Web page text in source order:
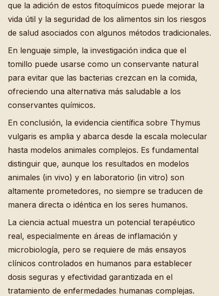
que la adición de estos fitoquímicos puede mejorar la
vida útil y la seguridad de los alimentos sin los riesgos
de salud asociados con algunos métodos tradicionales.
En lenguaje simple, la investigación indica que el
tomillo puede usarse como un conservante natural
para evitar que las bacterias crezcan en la comida,
ofreciendo una alternativa más saludable a los
conservantes químicos.
En conclusión, la evidencia científica sobre Thymus
vulgaris es amplia y abarca desde la escala molecular
hasta modelos animales complejos. Es fundamental
distinguir que, aunque los resultados en modelos
animales (in vivo) y en laboratorio (in vitro) son
altamente prometedores, no siempre se traducen de
manera directa o idéntica en los seres humanos.
La ciencia actual muestra un potencial terapéutico
real, especialmente en áreas de inflamación y
microbiología, pero se requiere de más ensayos
clínicos controlados en humanos para establecer
dosis seguras y efectividad garantizada en el
tratamiento de enfermedades humanas complejas.